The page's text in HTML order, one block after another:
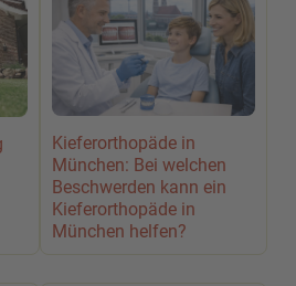
Kieferorthopäde in
München: Bei welchen
Beschwerden kann ein
Kieferorthopäde in
München helfen?